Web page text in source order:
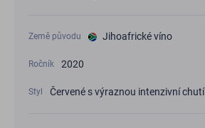
Země původu Jihoafrické víno
Ročník 2020
Styl Červené s výraznou intenzivní chutí